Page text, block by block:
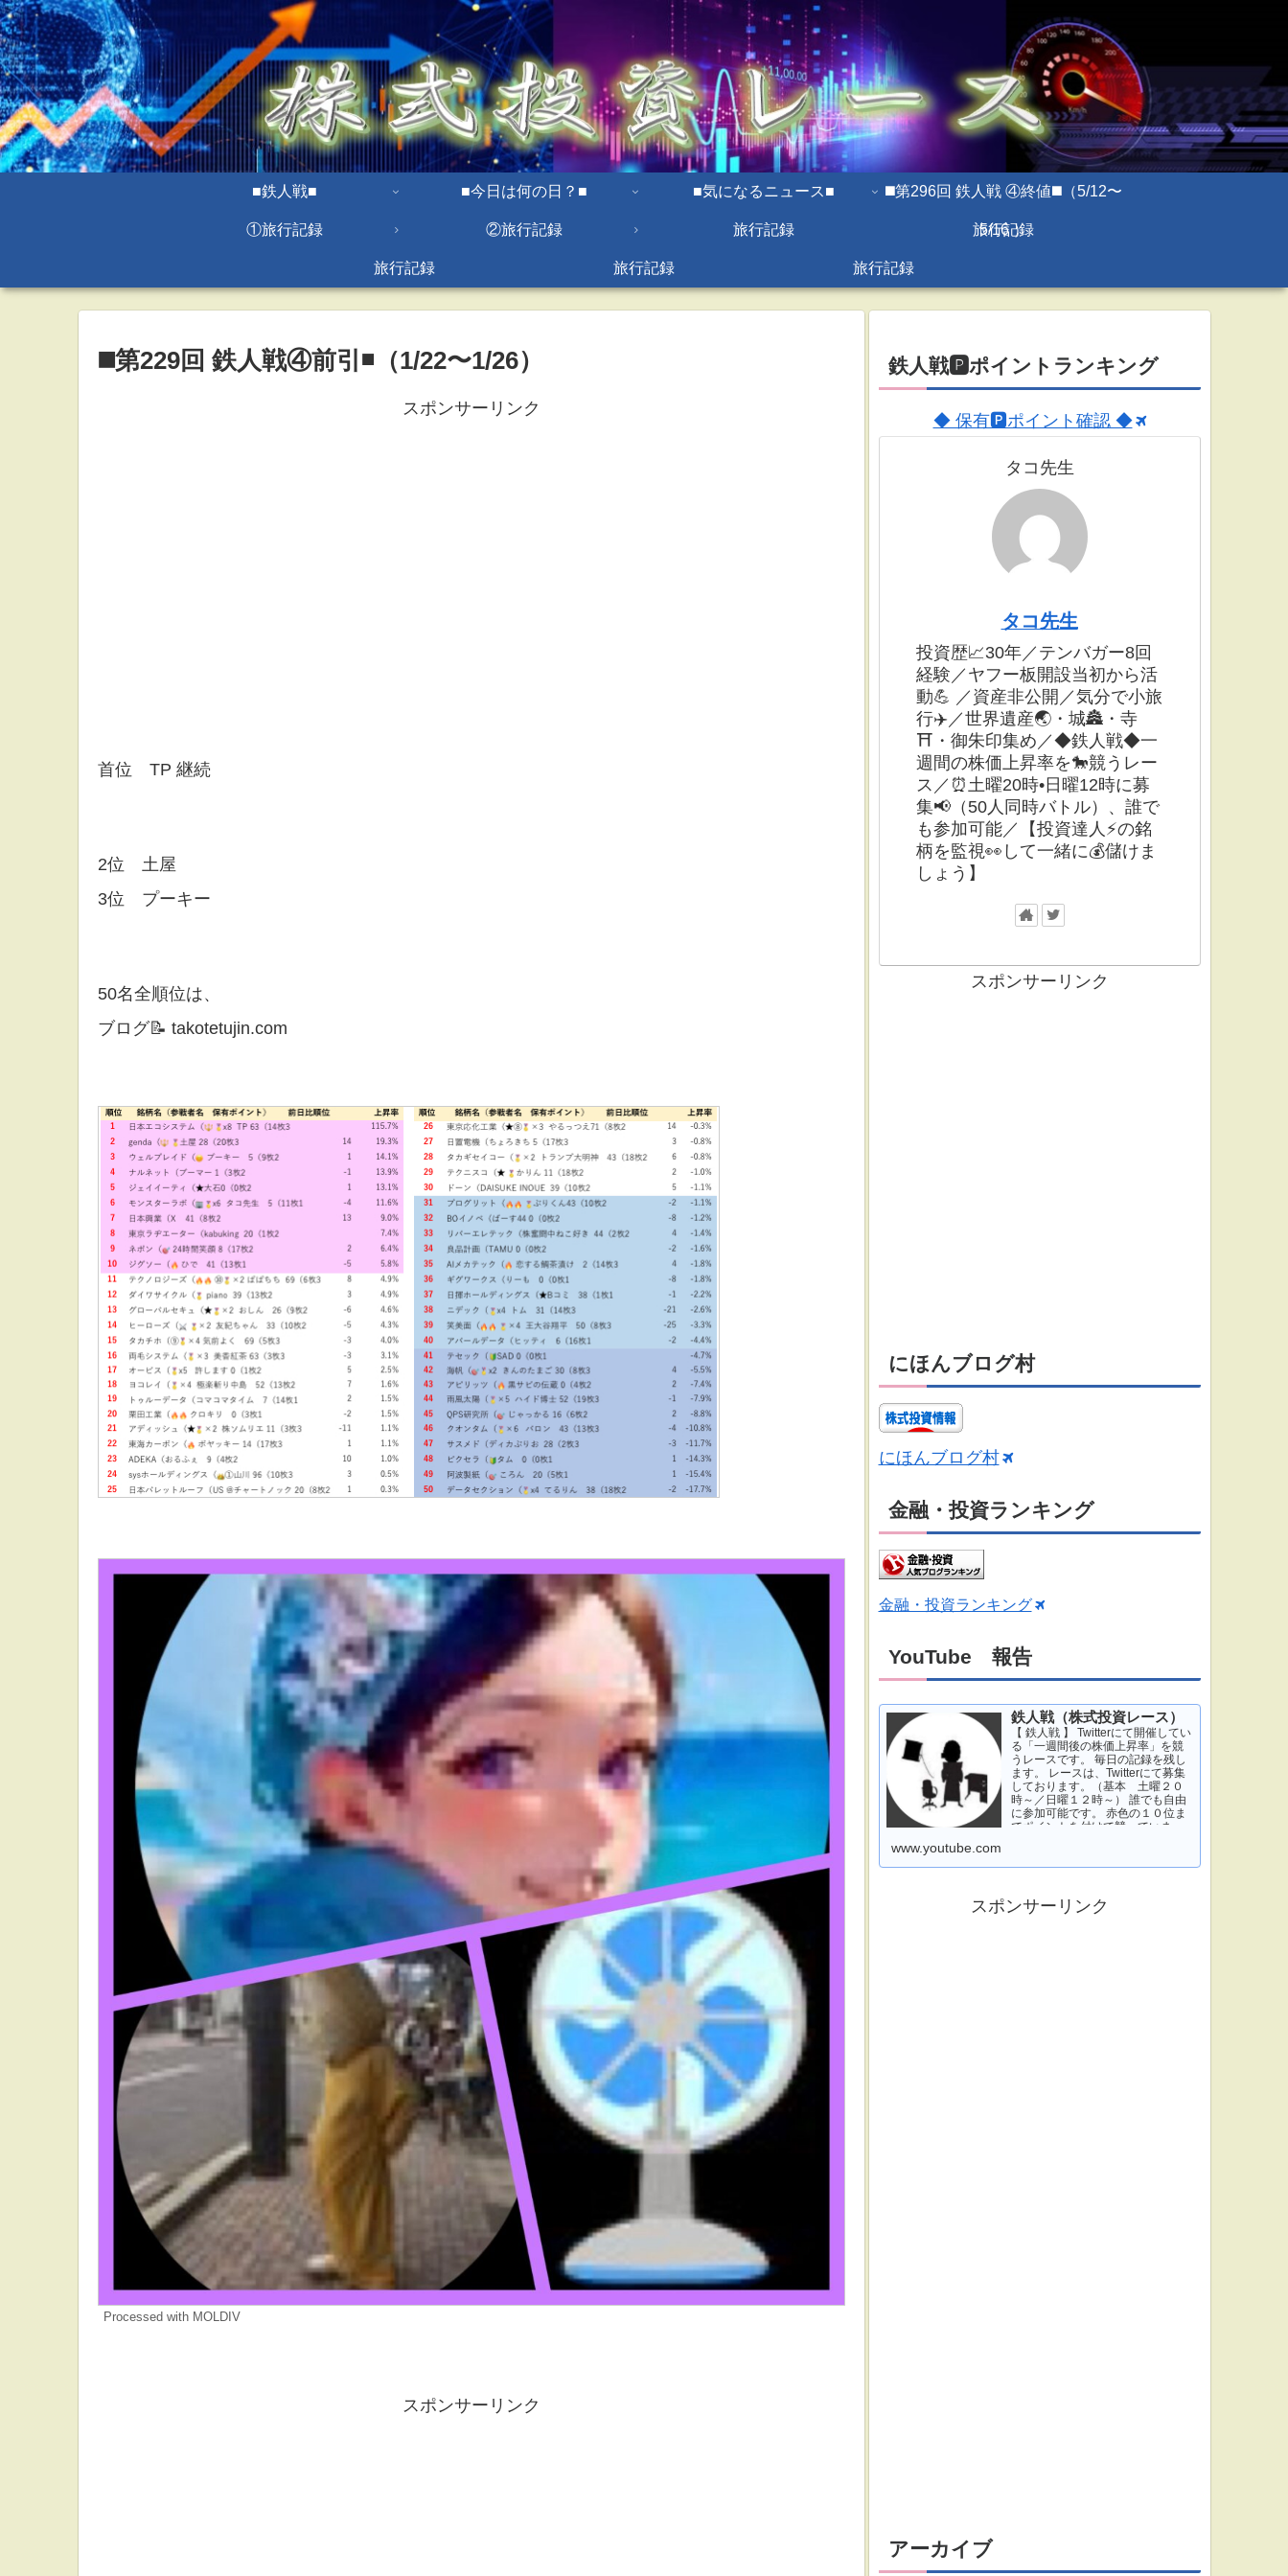
■鉄人戦■ ■今日は何の日？■ ■気になるニュース■ ◼️第296回 鉄人戦 ④終値◼️（5/12〜
5/16 ）
①旅行記録 ②旅行記録 旅行記録 旅行記録
旅行記録 旅行記録 旅行記録
◼️第229回 鉄人戦④前引◾️（1/22〜1/26）
スポンサーリンク
首位 TP 継続
2位 土屋
3位 プーキー
50名全順位は、
ブログ📝 takotetujin.com
Processed with MOLDIV
スポンサーリンク
鉄人戦🅿ポイントランキング
◆ 保有🅿ポイント確認 ◆
タコ先生
タコ先生
投資歴📈30年／テンバガー8回
経験／ヤフー板開設当初から活
動💪 ／資産非公開／気分で小旅
行✈️／世界遺産🌏・城🏯・寺
⛩・御朱印集め／◆鉄人戦◆一
週間の株価上昇率を🐎競うレー
ス／⏰土曜20時•日曜12時に募
集📢（50人同時バトル）、誰で
も参加可能／【投資達人⚡️の銘
柄を監視👀して一緒に💰儲けま
しょう】
スポンサーリンク
にほんブログ村
にほんブログ村
金融・投資ランキング
金融・投資ランキング
YouTube 報告
鉄人戦（株式投資レース）
【 鉄人戦 】 Twitterにて開催してい
る「一週間後の株価上昇率」を競
うレースです。 毎日の記録を残し
ます。 レースは、Twitterにて募集
しております。（基本 土曜２０
時～／日曜１２時～） 誰でも自由
に参加可能です。 赤色の１０位ま
でポイントを付けて競っていま
www.youtube.com
スポンサーリンク
アーカイブ